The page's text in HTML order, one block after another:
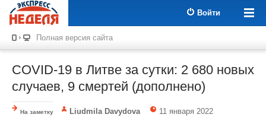
Войти
Полная версия сайта
COVID-19 в Литве за сутки: 2 680 новых
случаев, 9 смертей (дополнено)
На заметку Liudmila Davydova 11 января 2022